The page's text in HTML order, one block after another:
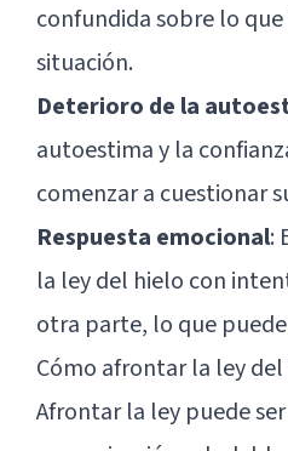
confundida sobre lo
situación.
Deterioro de la
autoestima y la
comenzar a cuestionar
Respuesta emocional:
la ley del hielo con
otra parte, lo que
Cómo afrontar la ley
Afrontar la ley puede